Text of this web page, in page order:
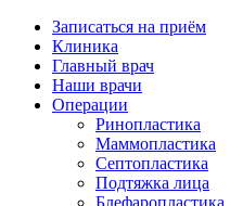
Записаться на приём
Клиника
Главный врач
Наши врачи
Операции
Ринопластика
Маммопластика
Септопластика
Подтяжка лица
Блефаропластика